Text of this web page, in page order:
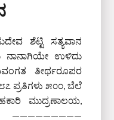
ಶೆಟ್ಟಿ ಸತ್ಯವಾನ
ನಾನಾಗಿಯೇ ಉಳಿದು
ತೀರ್ಥರೂಪರ
ಪ್ರತಿಗಳು ೫೦೦, ಬೆಲೆ
ಮುದ್ರಣಾಲಯ,